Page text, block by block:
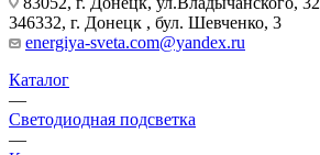
346332, г. Донецк , бул. Шевченко, 3
energiya-sveta.com@yandex.ru
Каталог
—
Светодиодная подсветка
—